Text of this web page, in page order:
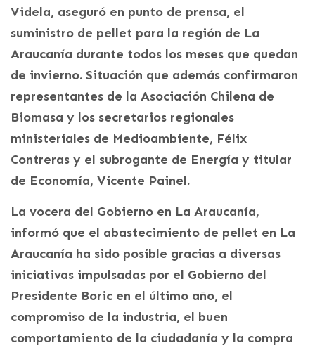
Videla, aseguró en punto de prensa, el
suministro de pellet para la región de La
Araucanía durante todos los meses que quedan
de invierno. Situación que además confirmaron
representantes de la Asociación Chilena de
Biomasa y los secretarios regionales
ministeriales de Medioambiente, Félix
Contreras y el subrogante de Energía y titular
de Economía, Vicente Painel.
La vocera del Gobierno en La Araucanía,
informó que el abastecimiento de pellet en La
Araucanía ha sido posible gracias a diversas
iniciativas impulsadas por el Gobierno del
Presidente Boric en el último año, el
compromiso de la industria, el buen
comportamiento de la ciudadanía y la compra